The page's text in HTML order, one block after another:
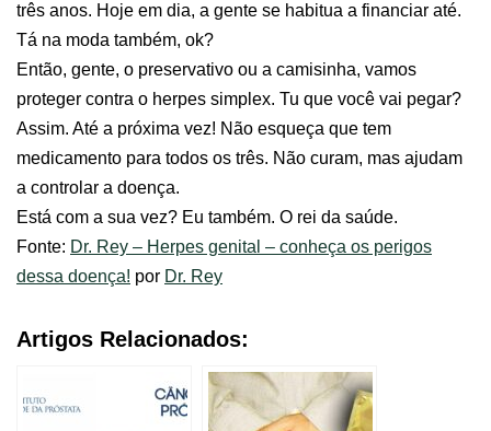
três anos. Hoje em dia, a gente se habitua a financiar até.
Tá na moda também, ok?
Então, gente, o preservativo ou a camisinha, vamos
proteger contra o herpes simplex. Tu que você vai pegar?
Assim. Até a próxima vez! Não esqueça que tem
medicamento para todos os três. Não curam, mas ajudam
a controlar a doença.
Está com a sua vez? Eu também. O rei da saúde.
Fonte: Dr. Rey – Herpes genital – conheça os perigos
dessa doença! por Dr. Rey
Artigos Relacionados: